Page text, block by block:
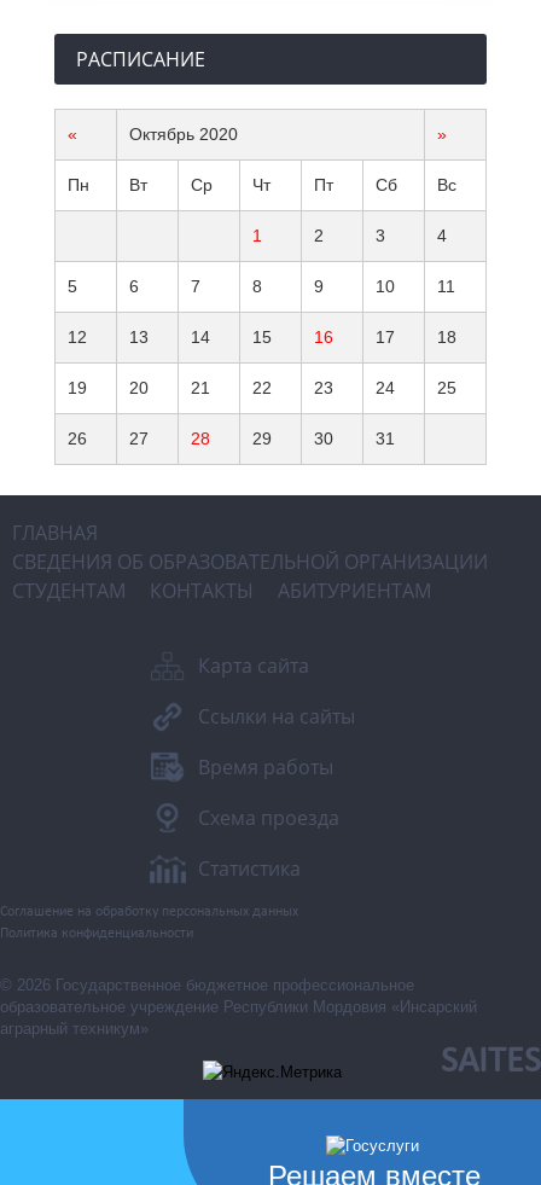
РАСПИСАНИЕ
« Октябрь 2020 »
Пн Вт Ср Чт Пт Сб Вс
1 2 3 4
5 6 7 8 9 10 11
12 13 14 15 16 17 18
19 20 21 22 23 24 25
26 27 28 29 30 31
ГЛАВНАЯ
СВЕДЕНИЯ ОБ ОБРАЗОВАТЕЛЬНОЙ ОРГАНИЗАЦИИ
СТУДЕНТАМ
КОНТАКТЫ АБИТУРИЕНТАМ
Карта сайта
Ссылки на сайты
Время работы
Схема проезда
Статистика
Соглашение на обработку персональных данных
Политика конфиденциальности
© 2026 Государственное бюджетное профессиональное
образовательное учреждение Республики Мордовия «Инсарский
аграрный техникум»
SAITES
Решаем вместе